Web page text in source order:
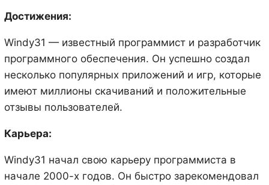
Достижения:
Windy31 — известный программист и разработчик
программного обеспечения. Он успешно создал
несколько популярных приложений и игр, которые
имеют миллионы скачиваний и положительные
отзывы пользователей.
Карьера:
Windy31 начал свою карьеру программиста в
начале 2000-х годов. Он быстро зарекомендовал